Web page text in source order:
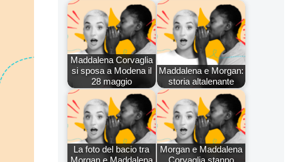
Maddalena Corvaglia
si sposa a Modena il
28 maggio
Maddalena e Morgan:
storia altalenante
La foto del bacio tra
Morgan e Maddalena